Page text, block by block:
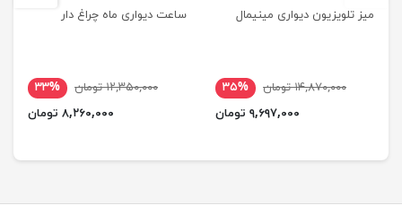
میز تلویزیون دیواری مینیمال
۱۴,۸۷۰,۰۰۰ تومان
۳۵%
۹,۶۹۷,۰۰۰ تومان
ساعت دیواری ماه چراغ دار
۱۲,۳۵۰,۰۰۰ تومان
۳۳%
۸,۲۶۰,۰۰۰ تومان